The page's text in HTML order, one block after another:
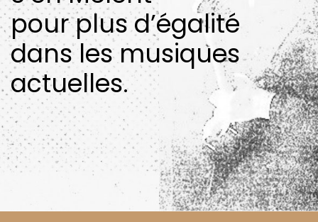
pour plus d’égalité
dans les musiques
actuelles.